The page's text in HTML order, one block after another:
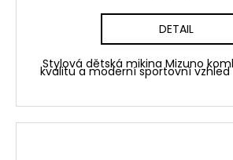
DETAIL
Stylová dětská mikina Mizuno
kvalitu a moderní sportovní vzhled